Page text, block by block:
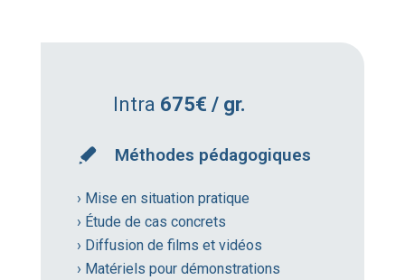
Intra 675€ / gr.
Méthodes pédagogiques
› Mise en situation pratique
› Étude de cas concrets
› Diffusion de films et vidéos
› Matériels pour démonstrations